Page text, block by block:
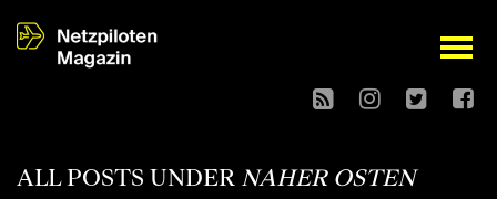
open
ALL POSTS UNDER NAHER OSTEN